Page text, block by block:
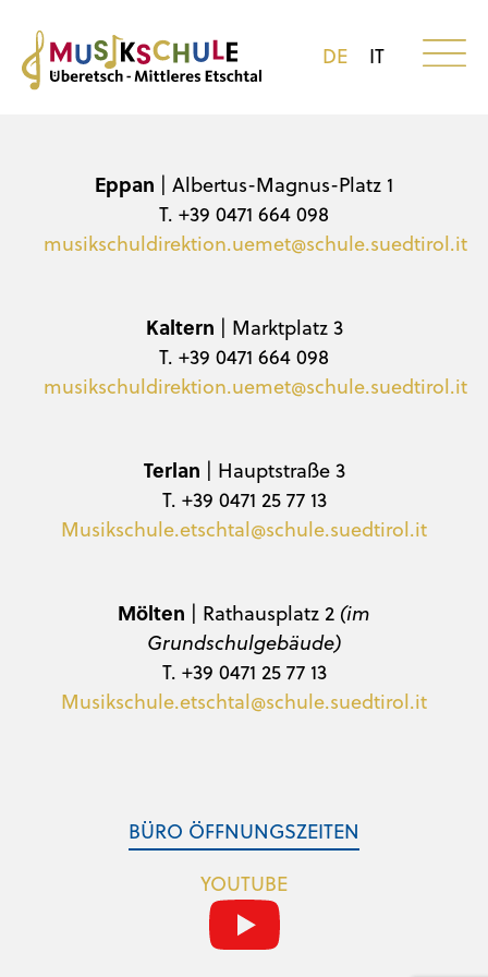
DE IT
Eppan | Albertus-Magnus-Platz 1
T. +39 0471 664 098
musikschuldirektion.uemet@schule.suedtirol.it
Kaltern | Marktplatz 3
T. +39 0471 664 098
musikschuldirektion.uemet@schule.suedtirol.it
Terlan | Hauptstraße 3
T. +39 0471 25 77 13
Musikschule.etschtal@schule.suedtirol.it
Mölten | Rathausplatz 2 (im
Grundschulgebäude)
T. +39 0471 25 77 13
Musikschule.etschtal@schule.suedtirol.it
BÜRO ÖFFNUNGSZEITEN
YOUTUBE